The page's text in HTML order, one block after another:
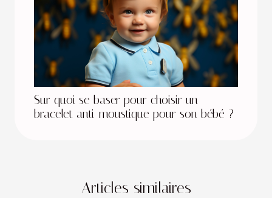
Sur quoi se baser pour choisir un
bracelet anti-moustique pour son bébé ?
Articles similaires